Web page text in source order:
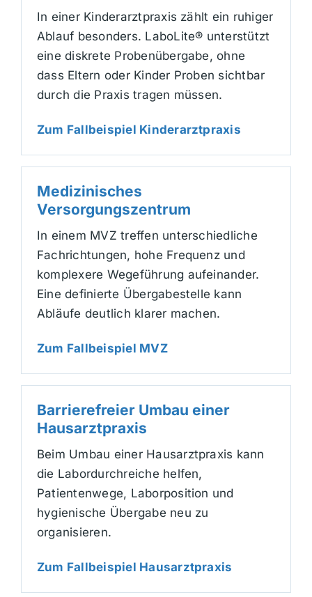
In einer Kinderarztpraxis zählt ein ruhiger
Ablauf besonders. LaboLite® unterstützt
eine diskrete Probenübergabe, ohne
dass Eltern oder Kinder Proben sichtbar
durch die Praxis tragen müssen.
Zum Fallbeispiel Kinderarztpraxis
Medizinisches
Versorgungszentrum
In einem MVZ treffen unterschiedliche
Fachrichtungen, hohe Frequenz und
komplexere Wegeführung aufeinander.
Eine definierte Übergabestelle kann
Abläufe deutlich klarer machen.
Zum Fallbeispiel MVZ
Barrierefreier Umbau einer
Hausarztpraxis
Beim Umbau einer Hausarztpraxis kann
die Labordurchreiche helfen,
Patientenwege, Laborposition und
hygienische Übergabe neu zu
organisieren.
Zum Fallbeispiel Hausarztpraxis